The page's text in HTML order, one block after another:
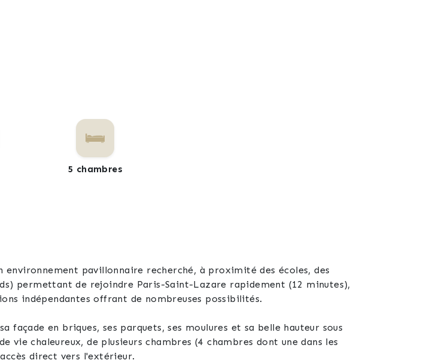
5 chambres
pavillonnaire recherché, à proximité des écoles, des
permettant de rejoindre Paris-Saint-Lazare rapidement (12 minutes),
indépendantes offrant de nombreuses possibilités.
en briques, ses parquets, ses moulures et sa belle hauteur sous
vie chaleureux, de plusieurs chambres (4 chambres dont une dans les
accès direct vers l'extérieur.